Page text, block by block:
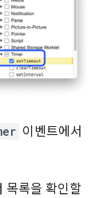
이벤트에서
목록을 확인할